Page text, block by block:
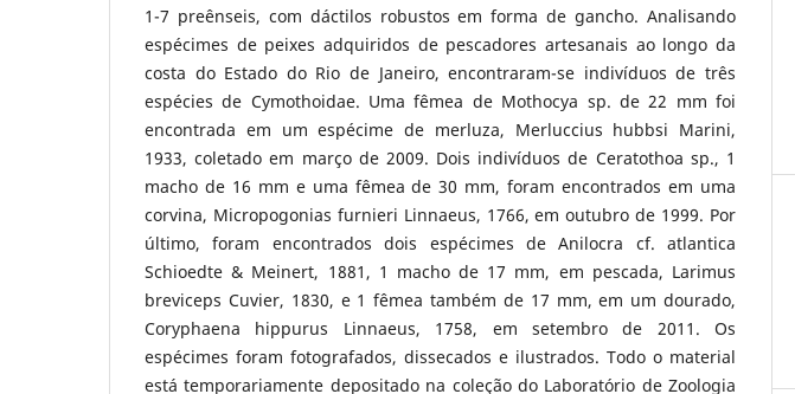
1-7 preênseis, com dáctilos robustos em forma de gancho. Analisando
espécimes de peixes adquiridos de pescadores artesanais ao longo da
costa do Estado do Rio de Janeiro, encontraram-se indivíduos de três
espécies de Cymothoidae. Uma fêmea de Mothocya sp. de 22 mm foi
encontrada em um espécime de merluza, Merluccius hubbsi Marini,
1933, coletado em março de 2009. Dois indivíduos de Ceratothoa sp., 1
macho de 16 mm e uma fêmea de 30 mm, foram encontrados em uma
corvina, Micropogonias furnieri Linnaeus, 1766, em outubro de 1999. Por
último, foram encontrados dois espécimes de Anilocra cf. atlantica
Schioedte & Meinert, 1881, 1 macho de 17 mm, em pescada, Larimus
breviceps Cuvier, 1830, e 1 fêmea também de 17 mm, em um dourado,
Coryphaena hippurus Linnaeus, 1758, em setembro de 2011. Os
espécimes foram fotografados, dissecados e ilustrados. Todo o material
está temporariamente depositado na coleção do Laboratório de Zoologia